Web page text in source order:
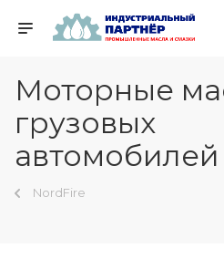
Моторные
грузовых
автомобилей
NordFire